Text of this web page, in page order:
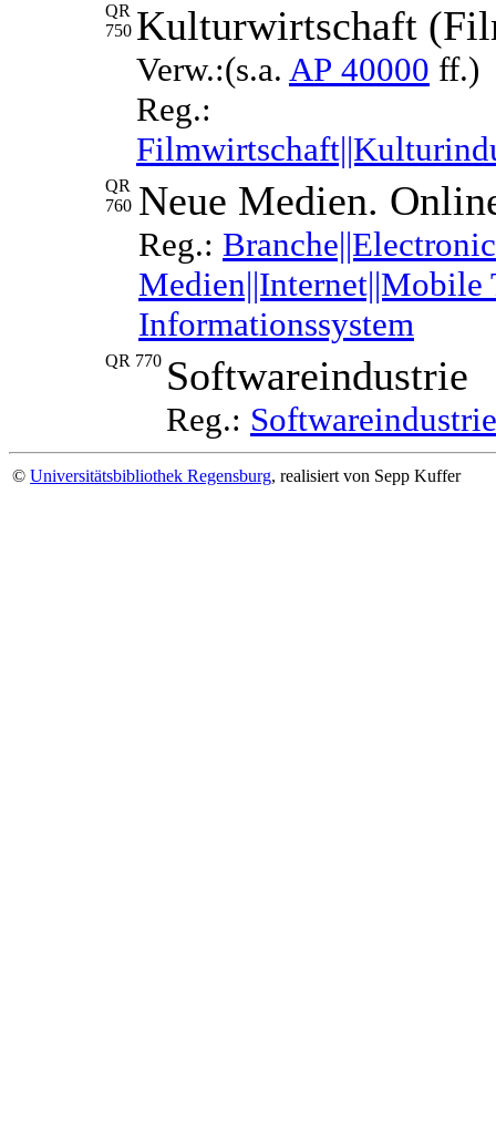
QR
750 Kulturwirtschaft
Verw.:(s.a. AP 40000 ff.)
Reg.:
QR
760 Neue Medien.
Reg.:
Informationssystem
QR 770 Softwareindustrie
Reg.: Softwareindustrie
© Universitätsbibliothek Regensburg, realisiert von Sepp Kuffer